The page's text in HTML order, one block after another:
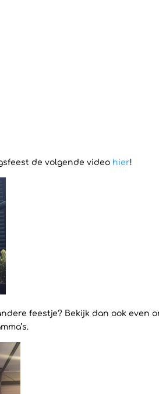
de volgende video hier!
feestje? Bekijk dan ook even